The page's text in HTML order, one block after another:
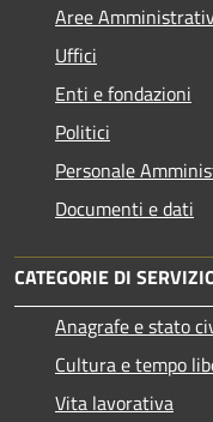
Aree
Uffici
Enti e fondazioni
Politici
Personale
Documenti e dati
CATEGORIE DI
Anagrafe e stato
Cultura e tempo
Vita lavorativa